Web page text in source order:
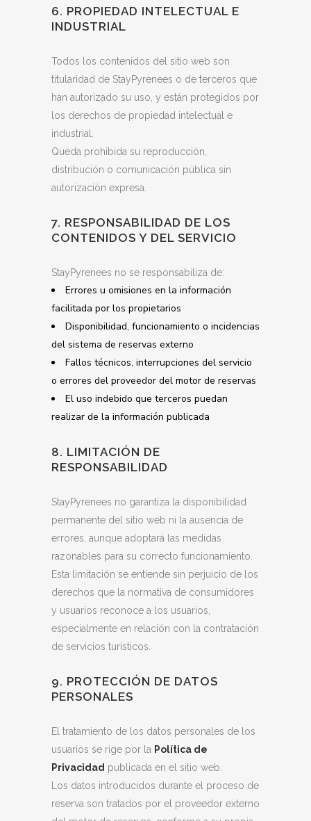
6. PROPIEDAD INTELECTUAL E
INDUSTRIAL
Todos los contenidos del sitio web son
titularidad de StayPyrenees o de terceros que
han autorizado su uso, y están protegidos por
los derechos de propiedad intelectual e
industrial.
Queda prohibida su reproducción,
distribución o comunicación pública sin
autorización expresa.
7. RESPONSABILIDAD DE LOS
CONTENIDOS Y DEL SERVICIO
StayPyrenees no se responsabiliza de:
Errores u omisiones en la información
facilitada por los propietarios
Disponibilidad, funcionamiento o incidencias
del sistema de reservas externo
Fallos técnicos, interrupciones del servicio
o errores del proveedor del motor de reservas
El uso indebido que terceros puedan
realizar de la información publicada
8. LIMITACIÓN DE
RESPONSABILIDAD
StayPyrenees no garantiza la disponibilidad
permanente del sitio web ni la ausencia de
errores, aunque adoptará las medidas
razonables para su correcto funcionamiento.
Esta limitación se entiende sin perjuicio de los
derechos que la normativa de consumidores
y usuarios reconoce a los usuarios,
especialmente en relación con la contratación
de servicios turísticos.
9. PROTECCIÓN DE DATOS
PERSONALES
El tratamiento de los datos personales de los
usuarios se rige por la Política de
Privacidad publicada en el sitio web.
Los datos introducidos durante el proceso de
reserva son tratados por el proveedor externo